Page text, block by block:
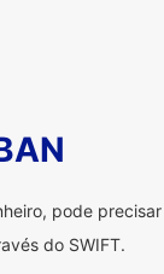
pode precisar
do SWIFT.